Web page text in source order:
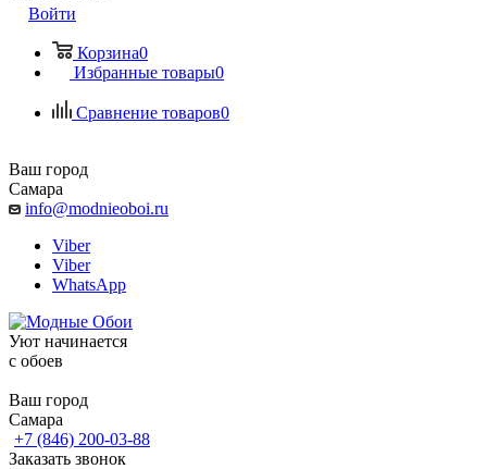
Войти
Корзина0
Избранные товары0
Сравнение товаров0
Ваш город
Самара
info@modnieoboi.ru
Viber
Viber
WhatsApp
Уют начинается
c обоев
Ваш город
Самара
+7 (846) 200-03-88
Заказать звонок